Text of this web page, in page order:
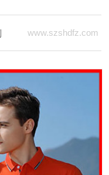
www.szshdfz.com